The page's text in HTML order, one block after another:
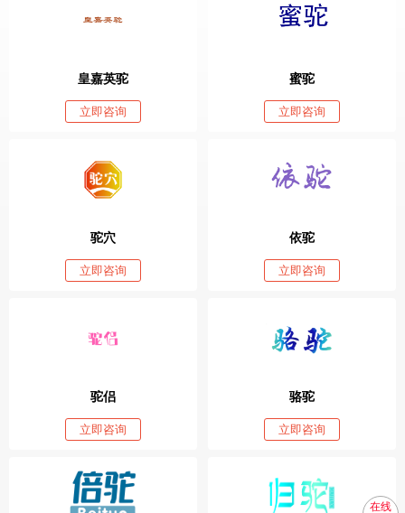
皇嘉英驼
立即咨询
蜜驼
立即咨询
驼穴
立即咨询
依驼
立即咨询
驼侣
立即咨询
骆驼
立即咨询
在线